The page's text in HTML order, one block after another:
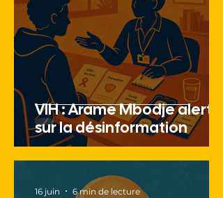
VIH : Arame Mbodje alerte
sur la désinformation
16 juin 6 min de lecture